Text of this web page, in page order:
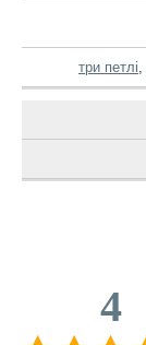
три петлі,
4